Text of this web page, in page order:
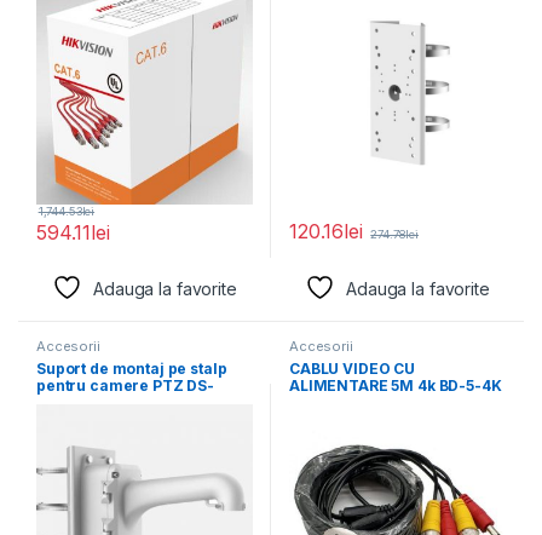
594.11lei
1,744.53lei
Adauga la favorite
120.16lei 274.78lei
Adauga la favorite
Accesorii
Suport de montaj pe stalp
pentru camere PTZ DS-
Accesorii
CABLU VIDEO CU
ALIMENTARE 5M 4k BD-5-4K